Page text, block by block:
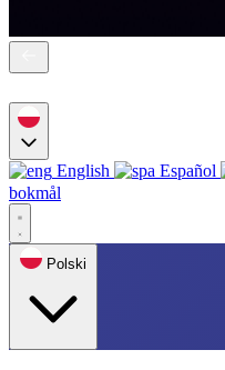
English Español
bokmål
Polski